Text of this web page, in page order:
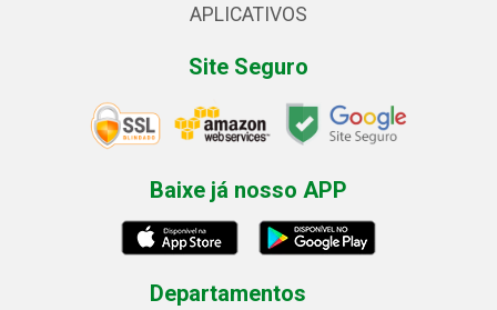
APLICATIVOS
Site Seguro
Baixe já nosso APP
Departamentos